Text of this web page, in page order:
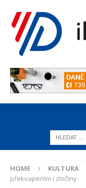
HOME KULTURA
překvapením i zločiny